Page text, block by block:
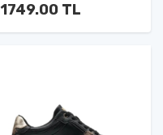
1749.00 TL